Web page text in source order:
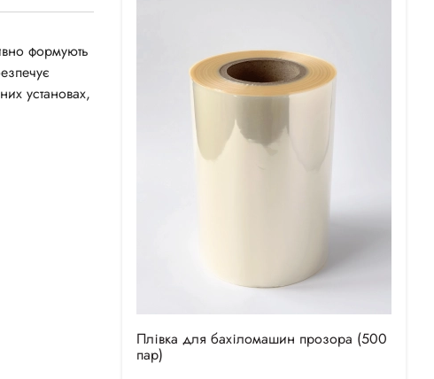
формують
установах,
Плівка для бахіломашин прозора (500
пар)